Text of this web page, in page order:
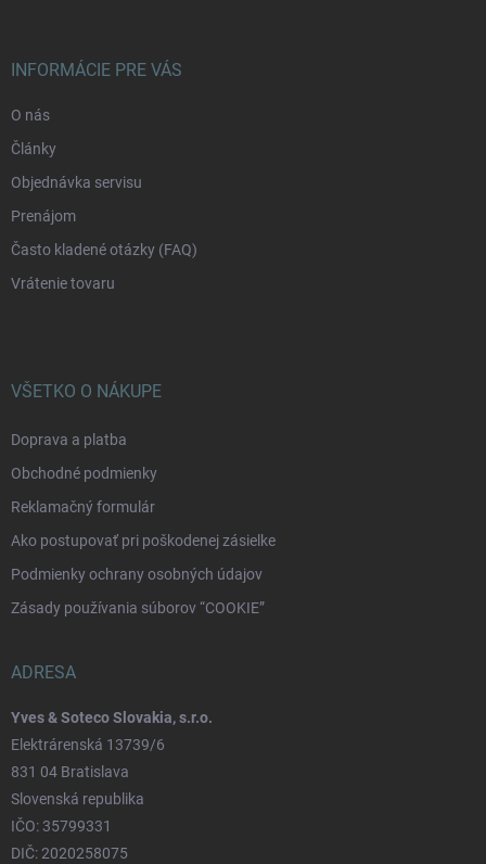
INFORMÁCIE PRE VÁS
O nás
Články
Objednávka servisu
Prenájom
Často kladené otázky (FAQ)
Vrátenie tovaru
VŠETKO O NÁKUPE
Doprava a platba
Obchodné podmienky
Reklamačný formulár
Ako postupovať pri poškodenej zásielke
Podmienky ochrany osobných údajov
Zásady používania súborov “COOKIE”
ADRESA
Yves & Soteco Slovakia, s.r.o.
Elektrárenská 13739/6
831 04 Bratislava
Slovenská republika
IČO: 35799331
DIČ: 2020258075